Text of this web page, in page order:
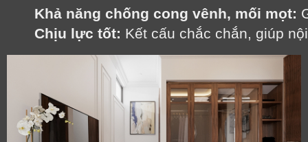
Khả năng chống cong vênh, mối mọt:
Chịu lực tốt: Kết cấu chắc chắn, giúp